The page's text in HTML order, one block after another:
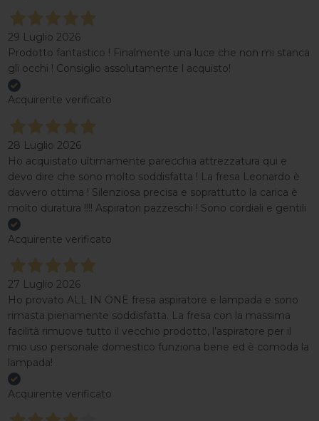
29 Luglio 2026
Prodotto fantastico ! Finalmente una luce che non mi stanca
gli occhi ! Consiglio assolutamente l acquisto!
Acquirente verificato
28 Luglio 2026
Ho acquistato ultimamente parecchia attrezzatura qui e
devo dire che sono molto soddisfatta ! La fresa Leonardo è
davvero ottima ! Silenziosa precisa e soprattutto la carica è
molto duratura !!!! Aspiratori pazzeschi ! Sono cordiali e gentili
Acquirente verificato
27 Luglio 2026
Ho provato ALL IN ONE fresa aspiratore e lampada e sono
rimasta pienamente soddisfatta. La fresa con la massima
facilità rimuove tutto il vecchio prodotto, l’aspiratore per il
mio uso personale domestico funziona bene ed è comoda la
lampada!
Acquirente verificato